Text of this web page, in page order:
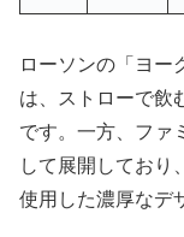
ローソンの「ヨー
は、ストローで飲
です。一方、ファ
して展開しており
使用した濃厚なデ